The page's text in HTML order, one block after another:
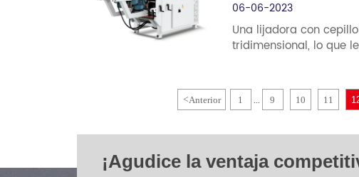
06-06-2023
Una lijadora con
tridimensional, lo que
<Anterior 1 ... 9 10 11
¡Agudice la ventaja